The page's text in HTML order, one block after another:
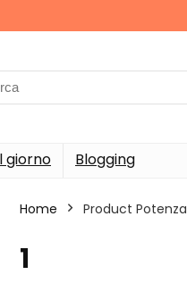
giorno Blogging
Home Product Potenza
‎1